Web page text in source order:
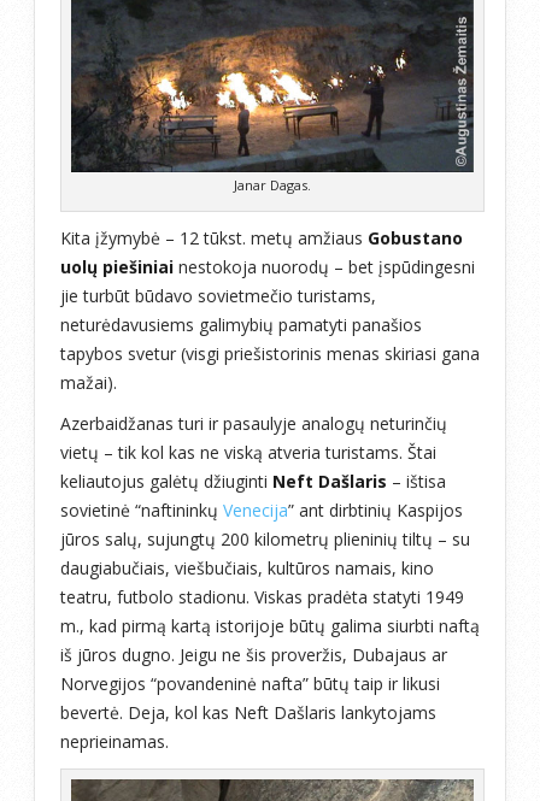
Janar Dagas.
Kita įžymybė – 12 tūkst. metų amžiaus Gobustano
uolų piešiniai nestokoja nuorodų – bet įspūdingesni
jie turbūt būdavo sovietmečio turistams,
neturėdavusiems galimybių pamatyti panašios
tapybos svetur (visgi priešistorinis menas skiriasi gana
mažai).
Azerbaidžanas turi ir pasaulyje analogų neturinčių
vietų – tik kol kas ne viską atveria turistams. Štai
keliautojus galėtų džiuginti Neft Dašlaris – ištisa
sovietinė “naftininkų Venecija” ant dirbtinių Kaspijos
jūros salų, sujungtų 200 kilometrų plieninių tiltų – su
daugiabučiais, viešbučiais, kultūros namais, kino
teatru, futbolo stadionu. Viskas pradėta statyti 1949
m., kad pirmą kartą istorijoje būtų galima siurbti naftą
iš jūros dugno. Jeigu ne šis proveržis, Dubajaus ar
Norvegijos “povandeninė nafta” būtų taip ir likusi
bevertė. Deja, kol kas Neft Dašlaris lankytojams
neprieinamas.